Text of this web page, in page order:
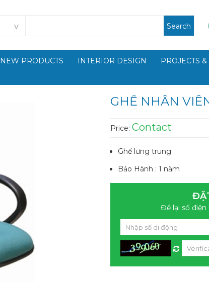
Search
NEW PRODUCTS INTERIOR DESIGN PROJECTS
GHẾ NHÂN
Price: Contact
Ghế lưng trung
Bảo Hành : 1 năm
Để lại số